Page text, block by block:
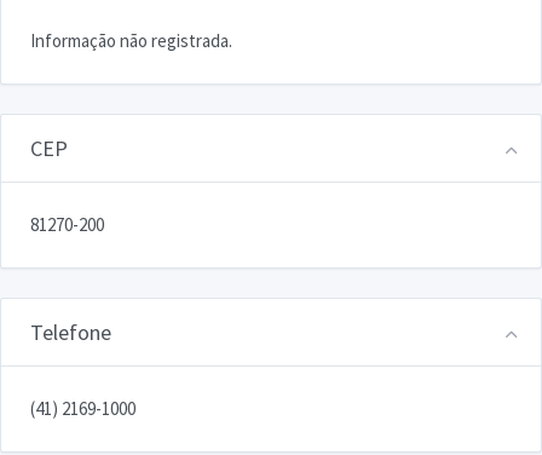
Informação não registrada.
CEP
81270-200
Telefone
(41) 2169-1000